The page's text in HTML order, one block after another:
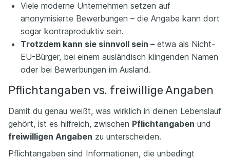
Viele moderne Unternehmen setzen auf
anonymisierte Bewerbungen – die Angabe kann dort
sogar kontraproduktiv sein.
Trotzdem kann sie sinnvoll sein – etwa als Nicht-
EU-Bürger, bei einem ausländisch klingenden Namen
oder bei Bewerbungen im Ausland.
Pflichtangaben vs. freiwillige Angaben
Damit du genau weißt, was wirklich in deinen Lebenslauf
gehört, ist es hilfreich, zwischen Pflichtangaben und
freiwilligen Angaben zu unterscheiden.
Pflichtangaben sind Informationen, die unbedingt